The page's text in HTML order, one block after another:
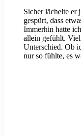
Sicher lächelte er
gespürt, dass
Immerhin hatte
allein gefühlt.
Unterschied. Ob
nur so fühlte, es